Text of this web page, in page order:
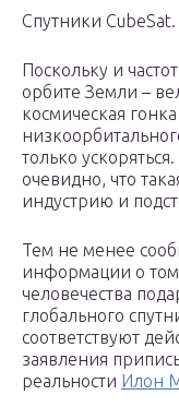
Спутники
Поскольку и
орбите Земли –
космическая
только
очевидно, что
индустрию и
Тем не менее
информации о
человечества
глобального
соответствуют
заявления
реальности Илон